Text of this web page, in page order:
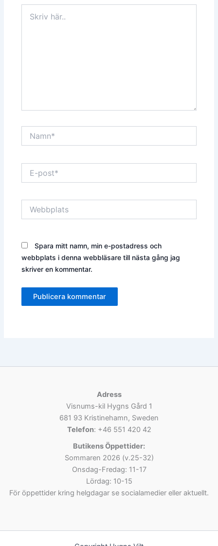
här..
post*
Spara mitt namn, min e-postadress och
webbplats i denna webbläsare till nästa gång jag
skriver en kommentar.
Adress
Visnums-kil Hygns Gård 1
681 93 Kristinehamn, Sweden
Telefon: +46 551 420 42
Butikens Öppettider:
Sommaren 2026 (v.25-32)
Onsdag-Fredag: 11-17
Lördag: 10-15
För öppettider kring helgdagar se socialamedier eller aktuellt.